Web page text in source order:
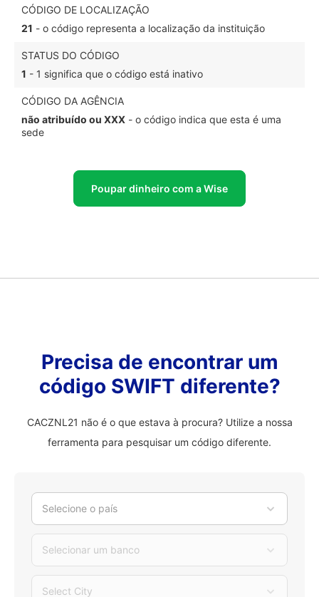
CÓDIGO DE LOCALIZAÇÃO
21 - o código representa a localização da instituição
STATUS DO CÓDIGO
1 - 1 significa que o código está inativo
CÓDIGO DA AGÊNCIA
não atribuído ou XXX - o código indica que esta é uma
sede
Poupar dinheiro com a Wise
Precisa de encontrar um
código SWIFT diferente?
CACZNL21 não é o que estava à procura? Utilize a nossa
ferramenta para pesquisar um código diferente.
Selecione o país
Selecionar um banco
Select City